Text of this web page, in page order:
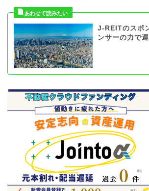
J-REITのスポ
ンサーの力で